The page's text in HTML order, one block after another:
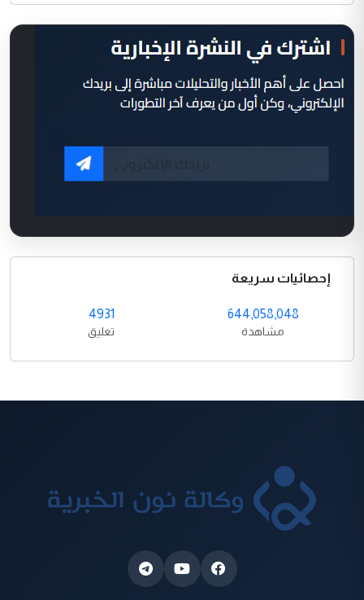
إحصائيات سريعة
644,058,048
مشاهدة
4931
تعليق